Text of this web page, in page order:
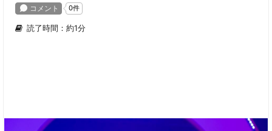
読了時間：約1分